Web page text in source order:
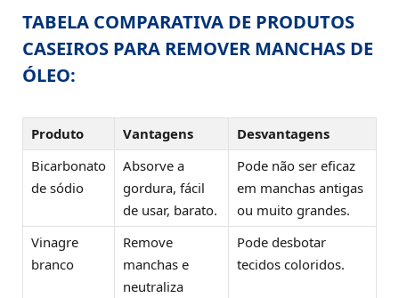
TABELA COMPARATIVA DE PRODUTOS
CASEIROS PARA REMOVER MANCHAS DE
ÓLEO:
Produto Vantagens
Desvantagens
Bicarbonato
de sódio
Absorve a
gordura, fácil
de usar, barato.
Pode não ser eficaz
em manchas antigas
ou muito grandes.
Vinagre
branco
Remove
manchas e
neutraliza
Pode desbotar
tecidos coloridos.